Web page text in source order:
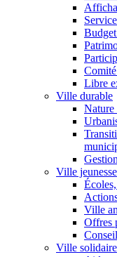
Libre
Ville durable
Ville jeunesse
Ville
Offres
Ville solidaire